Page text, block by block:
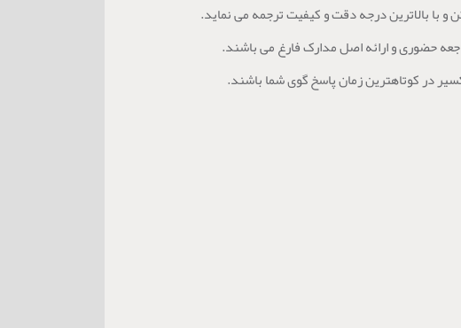
با بالاترین درجه دقت و کیفیت ترجمه می نماید.
حضوری و ارائه اصل مدارک فارغ می باشند.
در کوتاهترین زمان پاسخ گوی شما باشند.